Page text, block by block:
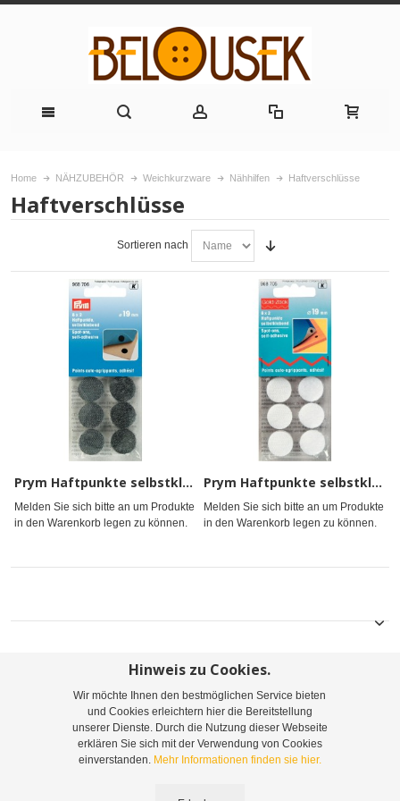
Home NÄHZUBEHÖR Weichkurzware Nähhilfen Haftverschlüsse
Haftverschlüsse
Sortieren nach
Prym Haftpunkte selbstklebend schwarz
Melden Sie sich bitte an um Produkte
in den Warenkorb legen zu können.
Prym Haftpunkte selbstklebend weiß
Melden Sie sich bitte an um Produkte
in den Warenkorb legen zu können.
Sitemap Suchbegriffe Erweiterte Suche
Bestellungen und Rücksendungen Kontaktieren Sie uns
Hinweis zu Cookies.
Wir möchte Ihnen den bestmöglichen Service bieten
und Cookies erleichtern hier die Bereitstellung
unserer Dienste. Durch die Nutzung dieser Webseite
erklären Sie sich mit der Verwendung von Cookies
einverstanden. Mehr Informationen finden sie hier.